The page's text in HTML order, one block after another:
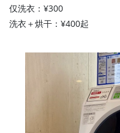
仅洗衣：¥300
洗衣＋烘干：¥400起